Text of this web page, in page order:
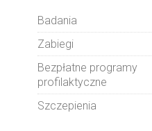
Badania
Zabiegi
Bezpłatne programy
profilaktyczne
Szczepienia